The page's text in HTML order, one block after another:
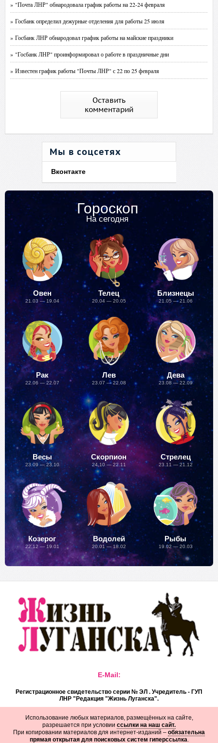
» "Почта ЛНР" обнародовала график работы на 22-24 февраля
» Госбанк определил дежурные отделения для работы 25 июля
» Госбанк ЛНР обнародовал график работы на майские праздники
» "Госбанк ЛНР" проинформировал о работе в праздничные дни
» Известен график работы "Почты ЛНР" с 22 по 25 февраля
Оставить
комментарий
Мы в соцсетях
Вконтакте
Гороскоп
На сегодня
Овен
21.03 — 19.04
Телец
20.04 — 20.05
Близнецы
21.05 — 21.06
Рак
22.06 — 22.07
Лев
23.07 — 22.08
Дева
23.08 — 22.09
Весы
23.09 — 23.10
Скорпион
24.10 — 22.11
Стрелец
23.11 — 21.12
Козерог
22.12 — 19.01
Водолей
20.01 — 18.02
Рыбы
19.02 — 20.03
E-Mail:
Регистрационное свидетельство серии № ЭЛ . Учредитель - ГУП
ЛНР "Редакция "Жизнь Луганска".
Использование любых материалов, размещённых на сайте,
разрешается при условии ссылки на наш сайт.
При копировании материалов для интернет-изданий – обязательна
прямая открытая для поисковых систем гиперссылка.